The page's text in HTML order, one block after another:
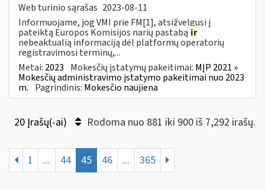
Web turinio sąrašas 2023-08-11
Informuojame, jog VMI prie FM[1], atsižvelgusi į
pateiktą Europos Komisijos narių pastabą ir
nebeaktualią informaciją dėl platformų operatorių
registravimosi terminų,...
Metai: 2023 Mokesčių įstatymų pakeitimai: MĮP 2021 »
Mokesčių administravimo įstatymo pakeitimai nuo 2023
m. Pagrindinis: Mokesčio naujiena
20 Įrašų(-ai) Rodoma nuo 881 iki 900 iš 7,292 irašų.
1 ... 44 45 46 ... 365